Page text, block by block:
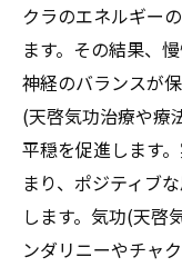
クラのエネルギー
ます。その結果、
神経のバランスが
(天啓気功治療や療
平穏を促進します
まり、ポジティブ
します。気功(天啓
ンダリニーやチャ